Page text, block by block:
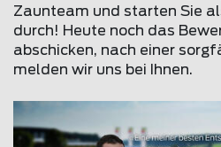
Zaunteam und starten Sie
durch! Heute noch das
abschicken, nach einer
melden wir uns bei Ihnen.